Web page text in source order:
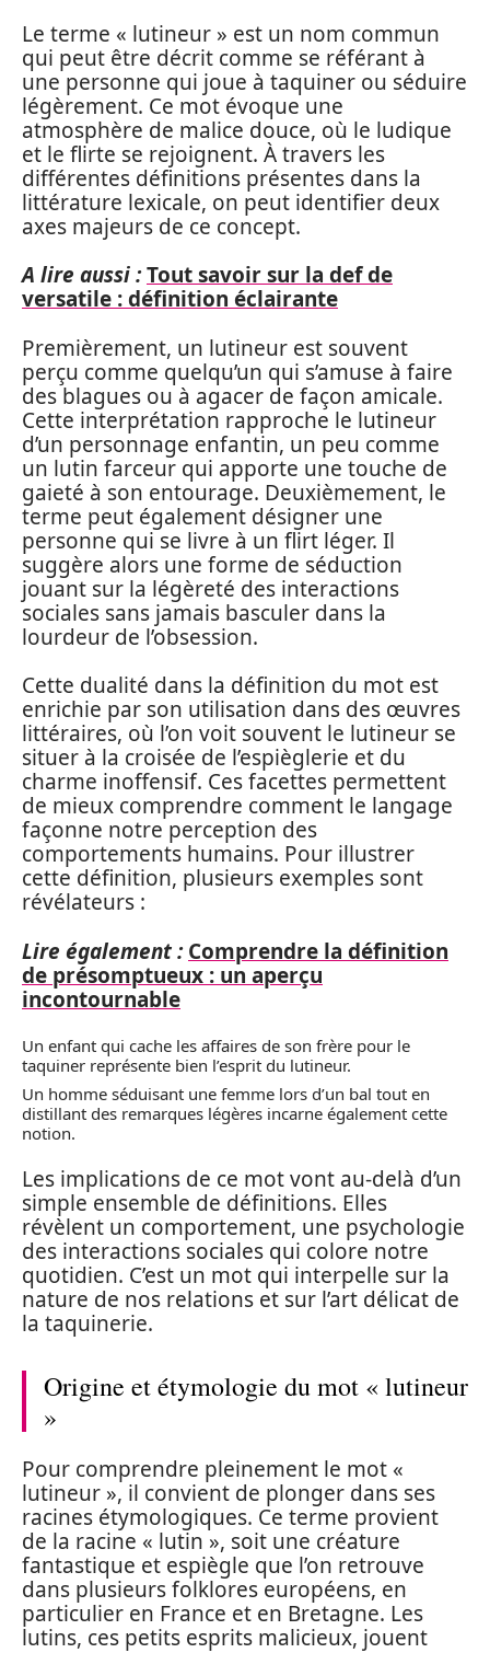
Le terme « lutineur » est un nom commun
qui peut être décrit comme se référant à
une personne qui joue à taquiner ou séduire
légèrement. Ce mot évoque une
atmosphère de malice douce, où le ludique
et le flirte se rejoignent. À travers les
différentes définitions présentes dans la
littérature lexicale, on peut identifier deux
axes majeurs de ce concept.
A lire aussi :Tout savoir sur la def de
versatile : définition éclairante
Premièrement, un lutineur est souvent
perçu comme quelqu’un qui s’amuse à faire
des blagues ou à agacer de façon amicale.
Cette interprétation rapproche le lutineur
d’un personnage enfantin, un peu comme
un lutin farceur qui apporte une touche de
gaieté à son entourage. Deuxièmement, le
terme peut également désigner une
personne qui se livre à un flirt léger. Il
suggère alors une forme de séduction
jouant sur la légèreté des interactions
sociales sans jamais basculer dans la
lourdeur de l’obsession.
Cette dualité dans la définition du mot est
enrichie par son utilisation dans des œuvres
littéraires, où l’on voit souvent le lutineur se
situer à la croisée de l’espièglerie et du
charme inoffensif. Ces facettes permettent
de mieux comprendre comment le langage
façonne notre perception des
comportements humains. Pour illustrer
cette définition, plusieurs exemples sont
révélateurs :
Lire également : Comprendre la définition
de présomptueux : un aperçu
incontournable
Un enfant qui cache les affaires de son frère pour le
taquiner représente bien l’esprit du lutineur.
Un homme séduisant une femme lors d’un bal tout en
distillant des remarques légères incarne également cette
notion.
Les implications de ce mot vont au-delà d’un
simple ensemble de définitions. Elles
révèlent un comportement, une psychologie
des interactions sociales qui colore notre
quotidien. C’est un mot qui interpelle sur la
nature de nos relations et sur l’art délicat de
la taquinerie.
Origine et étymologie du mot « lutineur
»
Pour comprendre pleinement le mot «
lutineur », il convient de plonger dans ses
racines étymologiques. Ce terme provient
de la racine « lutin », soit une créature
fantastique et espiègle que l’on retrouve
dans plusieurs folklores européens, en
particulier en France et en Bretagne. Les
lutins, ces petits esprits malicieux, jouent